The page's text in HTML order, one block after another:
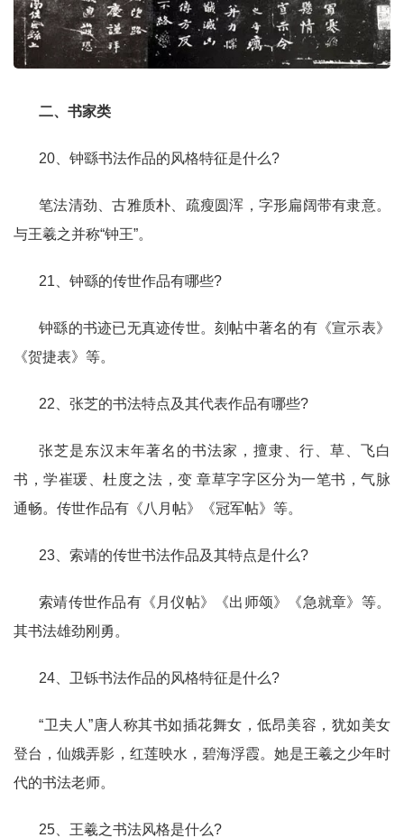
二、书家类
20、钟繇书法作品的风格特征是什么?
笔法清劲、古雅质朴、疏瘦圆浑，字形扁阔带有隶意。
与王羲之并称“钟王”。
21、钟繇的传世作品有哪些?
钟繇的书迹已无真迹传世。刻帖中著名的有《宣示表》
《贺捷表》等。
22、张芝的书法特点及其代表作品有哪些?
张芝是东汉末年著名的书法家，擅隶、行、草、飞白
书，学崔瑗、杜度之法，变 章草字字区分为一笔书，气脉
通畅。传世作品有《八月帖》《冠军帖》等。
23、索靖的传世书法作品及其特点是什么?
索靖传世作品有《月仪帖》《出师颂》《急就章》等。
其书法雄劲刚勇。
24、卫铄书法作品的风格特征是什么?
“卫夫人”唐人称其书如插花舞女，低昂美容，犹如美女
登台，仙娥弄影，红莲映水，碧海浮霞。她是王羲之少年时
代的书法老师。
25、王羲之书法风格是什么?